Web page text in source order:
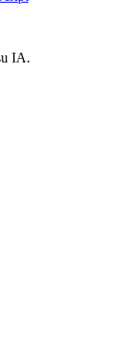
IA.